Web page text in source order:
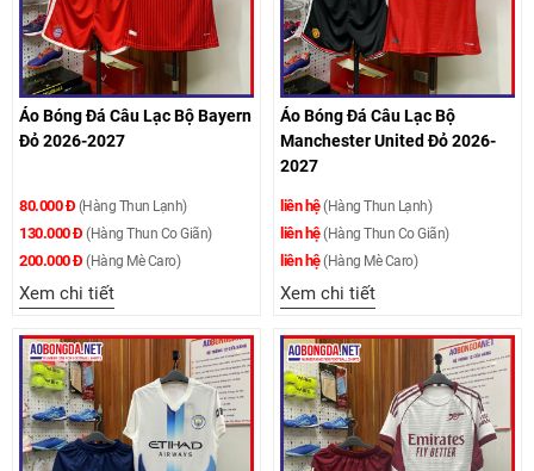
Áo Bóng Đá Câu Lạc Bộ Bayern
Đỏ 2026-2027
80.000 Đ (Hàng Thun Lạnh)
130.000 Đ (Hàng Thun Co Giãn)
200.000 Đ (Hàng Mè Caro)
Xem chi tiết
Áo Bóng Đá Câu Lạc Bộ
Manchester United Đỏ 2026-
2027
liên hệ(Hàng Thun Lạnh)
liên hệ(Hàng Thun Co Giãn)
liên hệ(Hàng Mè Caro)
Xem chi tiết